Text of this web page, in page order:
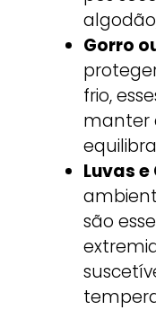
Gorro
frio,
manter
Luvas
são